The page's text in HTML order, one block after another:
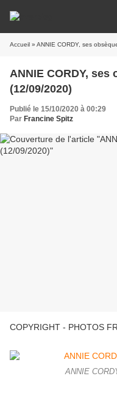
Accueil » ANNIE CORDY, ses
ANNIE CORDY, ses
(12/09/2020)
Publié le 15/10/2020 à 00:29
Par Francine Spitz
COPYRIGHT - PHOTOS
ANNIE